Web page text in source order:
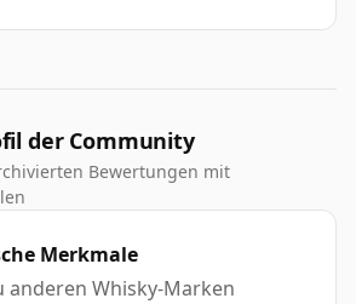
der Community
Bewertungen mit
Merkmale
anderen Whisky-Marken